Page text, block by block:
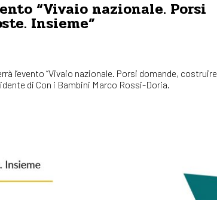
“Vivaio nazionale. Porsi
Insieme”
l’evento “Vivaio nazionale. Porsi domande, costruire
di Con i Bambini Marco Rossi-Doria.